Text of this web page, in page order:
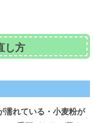
し方
濡れている・小麦粉が